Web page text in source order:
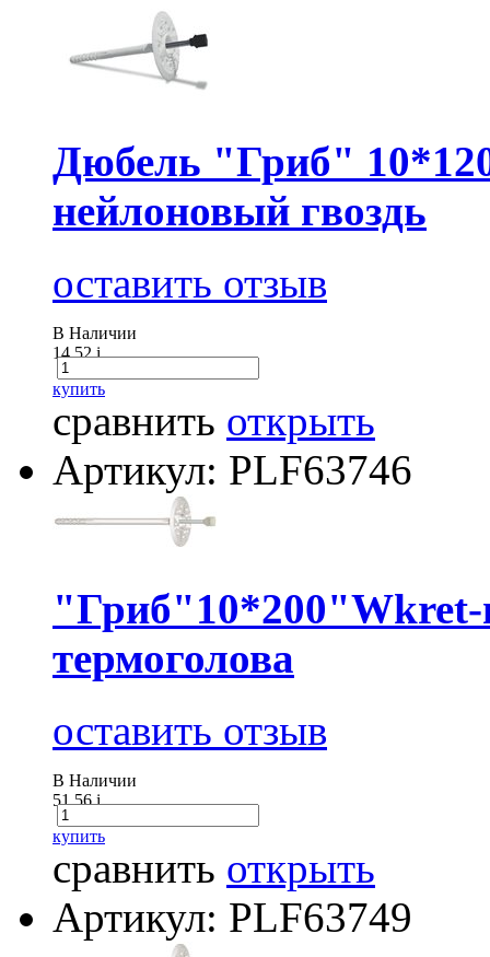
Дюбель "Гриб"
нейлоновый гвоздь
оставить отзыв
В Наличии
14.52i
купить
сравнить открыть
Артикул: PLF63746
"Гриб"10*200"Wkret-
термоголова
оставить отзыв
В Наличии
51.56i
купить
сравнить открыть
Артикул: PLF63749